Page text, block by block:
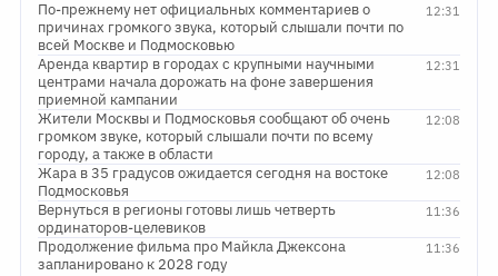
12:31
По-прежнему нет официальных комментариев о
причинах громкого звука, который слышали почти по
всей Москве и Подмосковью
12:31
Аренда квартир в городах с крупными научными
центрами начала дорожать на фоне завершения
приемной кампании
12:08
Жители Москвы и Подмосковья сообщают об очень
громком звуке, который слышали почти по всему
городу, а также в области
12:08
Жара в 35 градусов ожидается сегодня на востоке
Подмосковья
11:36
Вернуться в регионы готовы лишь четверть
ординаторов-целевиков
11:36
Продолжение фильма про Майкла Джексона
запланировано к 2028 году